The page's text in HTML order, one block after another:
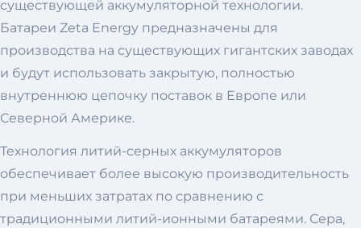
существующей аккумуляторной технологии.
Батареи Zeta Energy предназначены для
производства на существующих гигантских заводах
и будут использовать закрытую, полностью
внутреннюю цепочку поставок в Европе или
Северной Америке.
Технология литий-серных аккумуляторов
обеспечивает более высокую производительность
при меньших затратах по сравнению с
традиционными литий-ионными батареями. Сера,